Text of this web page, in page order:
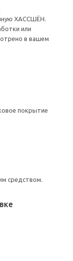
ХАССШЁН.
или
в вашем
покрытие
средством.